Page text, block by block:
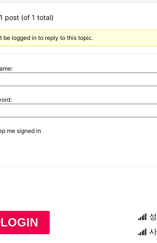
post (of 1 total)
be logged in to reply to this topic.
me signed in
LOGIN